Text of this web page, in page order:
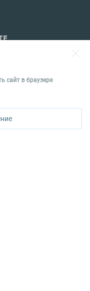
сайт в браузере